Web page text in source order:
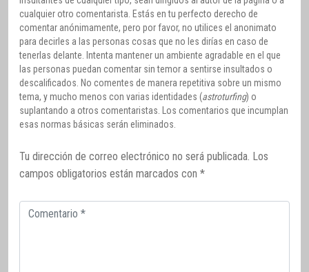
cualquier otro comentarista. Estás en tu perfecto derecho de
comentar anónimamente, pero por favor, no utilices el anonimato
para decirles a las personas cosas que no les dirías en caso de
tenerlas delante. Intenta mantener un ambiente agradable en el que
las personas puedan comentar sin temor a sentirse insultados o
descalificados. No comentes de manera repetitiva sobre un mismo
tema, y mucho menos con varias identidades (astroturfing) o
suplantando a otros comentaristas. Los comentarios que incumplan
esas normas básicas serán eliminados.
Tu dirección de correo electrónico no será publicada. Los
campos obligatorios están marcados con *
Comentario